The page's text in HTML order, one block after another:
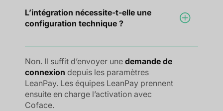
L’intégration nécessite-t-elle une
configuration technique ?
Non. Il suffit d’envoyer une demande de
connexion depuis les paramètres
LeanPay. Les équipes LeanPay prennent
ensuite en charge l’activation avec
Coface.